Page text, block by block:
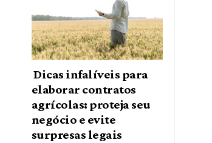
Dicas infalíveis para
elaborar contratos
agrícolas: proteja seu
negócio e evite
surpresas legais